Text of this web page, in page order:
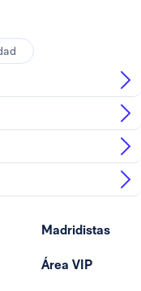
Madridistas
Área VIP